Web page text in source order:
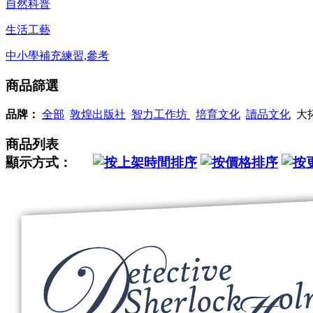
自然科普
生活工藝
中小學補充練習,參考
商品篩選
品牌： 全部 敦煌出版社 智力工作坊 培育文化 讀品文化 大
商品列表
顯示方式：